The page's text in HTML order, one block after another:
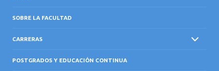
SOBRE LA FACULTAD
CARRERAS
POSTGRADOS Y EDUCACIÓN CONTINUA